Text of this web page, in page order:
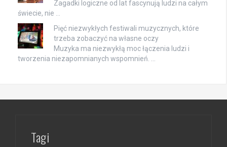
Zagadki logiczne od lat fascynują ludzi na całym
świecie, nie …
Pięć niezwykłych festiwali muzycznych, które
trzeba zobaczyć na własne oczy
Muzyka ma niezwykłą moc łączenia ludzi i
tworzenia niezapomnianych wspomnień. …
Tagi